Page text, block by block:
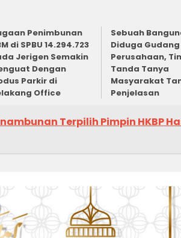
Penimbunan
di SPBU 14.294.723
Jerigen Semakin
Dengan
Parkir di
Office
Sebuah
Diduga
Perusahaan,
Tanda Tanya
Masyarakat
Penjelasan
Terpilih Pimpin HKBP